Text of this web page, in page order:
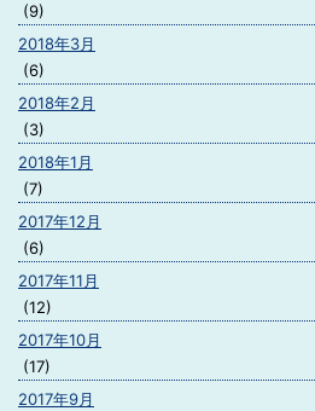
(9)
2018年3月
(6)
2018年2月
(3)
2018年1月
(7)
2017年12月
(6)
2017年11月
(12)
2017年10月
(17)
2017年9月